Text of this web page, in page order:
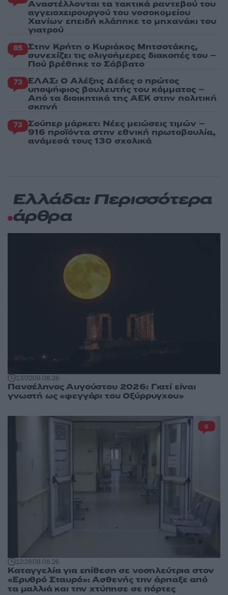
Aναστέλλονται τα τακτικά ραντεβού του
αγγειοχειρουργού του νοσοκομείου
Χανίων επειδή κλάπηκε το μηχανάκι του
γιατρού
85 Στην Κρήτη ο Κυριάκος Μητσοτάκης,
συνεχίζει τις ολιγοήμερες διακοπές του –
Πού βρέθηκε το Σάββατο
73 ΕΛΑΣ: Ο Αλέξης Δέδες ο πρώτος
υποψήφιος βουλευτής του κόμματος –
Από τα διοικητικά της ΑΕΚ στην πολιτική
σκηνή
73 Σούπερ μάρκετ: Νέες μειώσεις τιμών –
916 προϊόντα στην εθνική πρωτοβουλία,
ανάμεσά τους 130 σχολικά
Ελλάδα: Περισσότερα
άρθρα
13:0209.08.26
Πανσέληνος Αυγούστου 2026: Γιατί είναι
γνωστή ως «φεγγάρι του Οξύρρυγχου»
12:2809.08.26
Καταγγελία για επίθεση σε νοσηλεύτρια στον
«Ερυθρό Σταυρό»: Ασθενής την άρπαξε από
τα μαλλιά και την χτύπησε σε πόρτες
6